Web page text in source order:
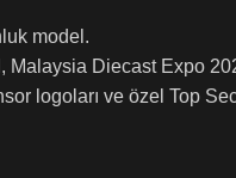
model.
Diecast Expo
logoları ve özel Top